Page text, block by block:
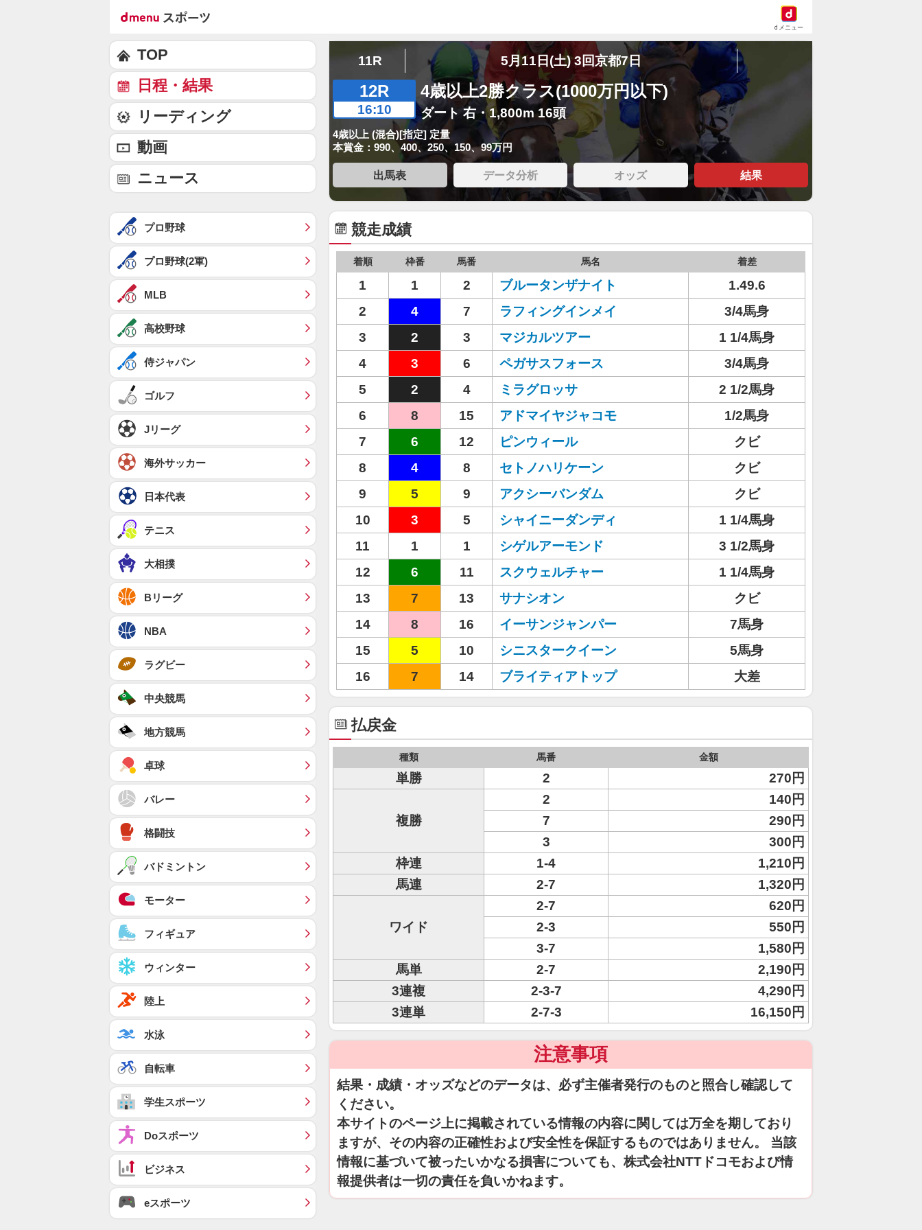
dメニュー
11R 5月11日(土) 3回京都7日
12R
16:10
4歳以上2勝クラス(1000万円以下)
ダート 右・1,800m 16頭
4歳以上 (混合)[指定] 定量
本賞金：990、400、250、150、99万円
出馬表 データ分析 オッズ 結果
競走成績
着順 枠番 馬番 馬名 着差
1 1 2 ブルータンザナイト
1.49.6
2
4 7 ラフィングインメイ
3/4馬身
3
2 3 マジカルツアー
1 1/4馬身
4
3 6 ペガサスフォース
3/4馬身
5
2 4 ミラグロッサ
2 1/2馬身
6
8 15 アドマイヤジャコモ
1/2馬身
7
6 12 ピンウィール
クビ
8
4 8 セトノハリケーン
クビ
9
5 9 アクシーバンダム
クビ
10
3 5 シャイニーダンディ
1 1/4馬身
11
1 1 シゲルアーモンド
3 1/2馬身
12
6 11 スクウェルチャー
1 1/4馬身
13
7 13 サナシオン
クビ
14
8 16 イーサンジャンパー
7馬身
15
5 10 シニスタークイーン
5馬身
16
7 14 ブライティアトップ 大差
払戻金
種類 馬番 金額
単勝 2 270円
複勝
2
140円
7
290円
3
300円
枠連
1-4
1,210円
馬連
2-7 1,320円
ワイド
2-7
620円
2-3
550円
3-7
1,580円
馬単
2-7
2,190円
3連複
2-3-7
4,290円
3連単
2-7-3 16,150円
注意事項
結果・成績・オッズなどのデータは、必ず主催者発行のものと照合し確認して
ください。
本サイトのページ上に掲載されている情報の内容に関しては万全を期しており
ますが、その内容の正確性および安全性を保証するものではありません。 当該
情報に基づいて被ったいかなる損害についても、株式会社NTTドコモおよび情
報提供者は一切の責任を負いかねます。
TOP
日程・結果
リーディング
動画
ニュース
プロ野球
プロ野球(2軍)
MLB
高校野球
侍ジャパン
ゴルフ
Jリーグ
海外サッカー
日本代表
テニス
大相撲
Bリーグ
NBA
ラグビー
中央競馬
地方競馬
卓球
バレー
格闘技
バドミントン
モーター
フィギュア
ウィンター
陸上
水泳
自転車
学生スポーツ
Doスポーツ
ビジネス
eスポーツ